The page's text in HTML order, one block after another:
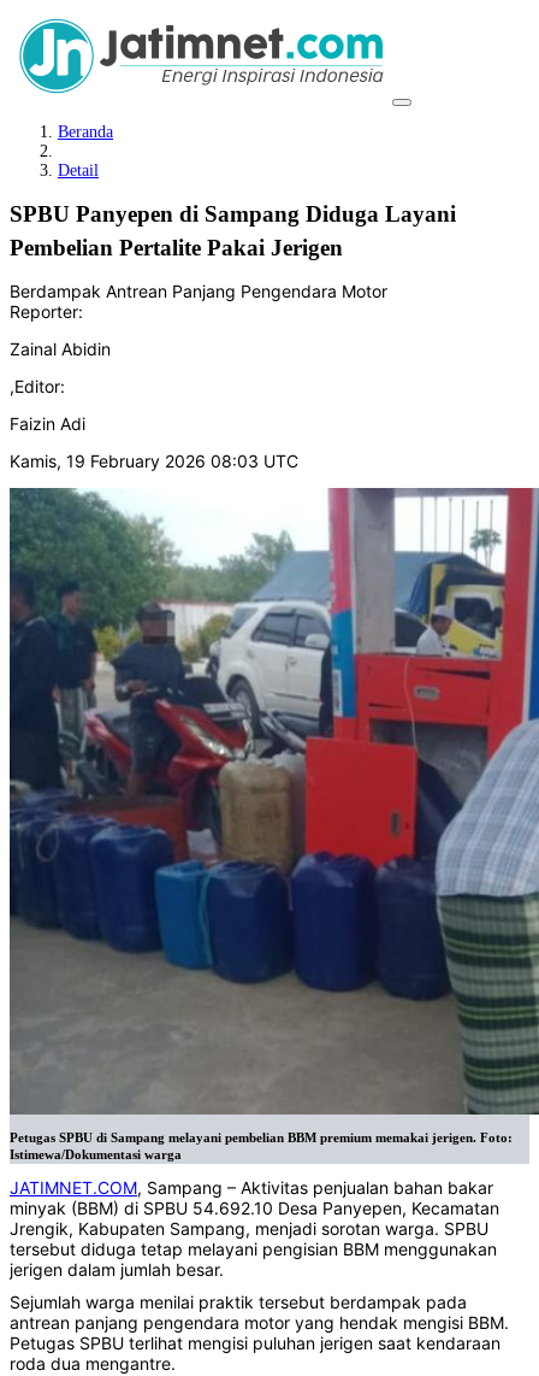
Beranda
Detail
SPBU Panyepen di Sampang Diduga Layani
Pembelian Pertalite Pakai Jerigen
Berdampak Antrean Panjang Pengendara Motor
Reporter:
Zainal Abidin
,Editor:
Faizin Adi
Kamis, 19 February 2026 08:03 UTC
Petugas SPBU di Sampang melayani pembelian BBM premium memakai jerigen. Foto:
Istimewa/Dokumentasi warga
JATIMNET.COM, Sampang – Aktivitas penjualan bahan bakar
minyak (BBM) di SPBU 54.692.10 Desa Panyepen, Kecamatan
Jrengik, Kabupaten Sampang, menjadi sorotan warga. SPBU
tersebut diduga tetap melayani pengisian BBM menggunakan
jerigen dalam jumlah besar.
Sejumlah warga menilai praktik tersebut berdampak pada
antrean panjang pengendara motor yang hendak mengisi BBM.
Petugas SPBU terlihat mengisi puluhan jerigen saat kendaraan
roda dua mengantre.